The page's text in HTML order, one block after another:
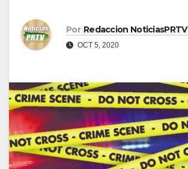
Por Redaccion NoticiasPRTV
OCT 5, 2020